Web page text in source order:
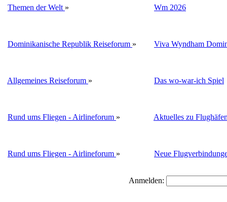
Themen der Welt » Wm 2026
Dominikanische Republik Reiseforum » Viva Wyndham
Allgemeines Reiseforum » Das wo-war-ich Spiel
Rund ums Fliegen - Airlineforum » Aktuelles zu
Rund ums Fliegen - Airlineforum » Neue
Anmelden: